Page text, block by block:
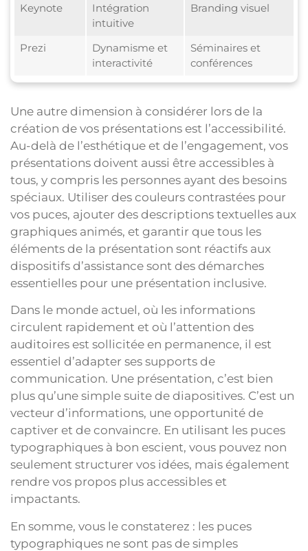
Keynote
Intégration
intuitive
Branding visuel
Prezi
Dynamisme et
interactivité
Séminaires et
conférences
Une autre dimension à considérer lors de la
création de vos présentations est l’accessibilité.
Au-delà de l’esthétique et de l’engagement, vos
présentations doivent aussi être accessibles à
tous, y compris les personnes ayant des besoins
spéciaux. Utiliser des couleurs contrastées pour
vos puces, ajouter des descriptions textuelles aux
graphiques animés, et garantir que tous les
éléments de la présentation sont réactifs aux
dispositifs d’assistance sont des démarches
essentielles pour une présentation inclusive.
Dans le monde actuel, où les informations
circulent rapidement et où l’attention des
auditoires est sollicitée en permanence, il est
essentiel d’adapter ses supports de
communication. Une présentation, c’est bien
plus qu’une simple suite de diapositives. C’est un
vecteur d’informations, une opportunité de
captiver et de convaincre. En utilisant les puces
typographiques à bon escient, vous pouvez non
seulement structurer vos idées, mais également
rendre vos propos plus accessibles et
impactants.
En somme, vous le constaterez : les puces
typographiques ne sont pas de simples